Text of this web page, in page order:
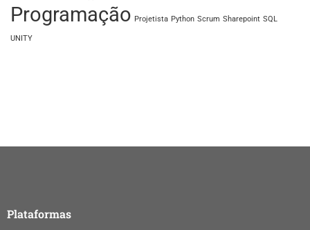
Programação Projetista Python Scrum Sharepoint SQL
UNITY
Plataformas